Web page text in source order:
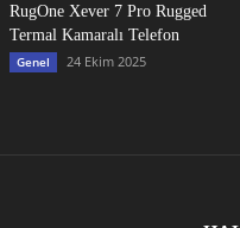
RugOne Xever 7 Pro Rugged
Termal Kamaralı Telefon
Genel 24 Ekim 2025